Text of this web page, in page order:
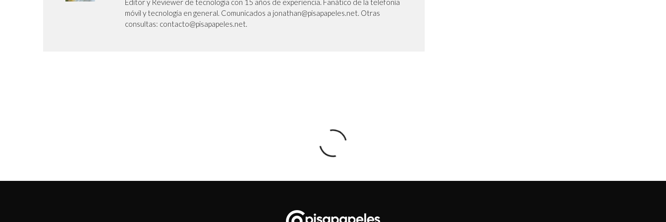
Editor y Reviewer de tecnología con 15 años de experiencia. Fanático de la telefonía
móvil y tecnología en general. Comunicados a jonathan@pisapapeles.net. Otras
consultas: contacto@pisapapeles.net.